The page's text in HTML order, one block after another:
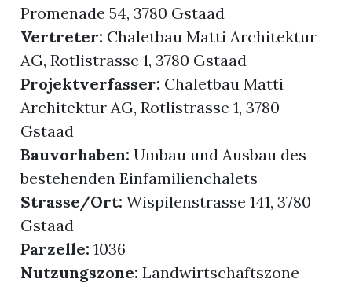
Promenade 54, 3780 Gstaad
Vertreter: Chaletbau Matti Architektur
AG, Rotlistrasse 1, 3780 Gstaad
Projektverfasser: Chaletbau Matti
Architektur AG, Rotlistrasse 1, 3780
Gstaad
Bauvorhaben: Umbau und Ausbau des
bestehenden Einfamilienchalets
Strasse/Ort: Wispilenstrasse 141, 3780
Gstaad
Parzelle: 1036
Nutzungszone: Landwirtschaftszone